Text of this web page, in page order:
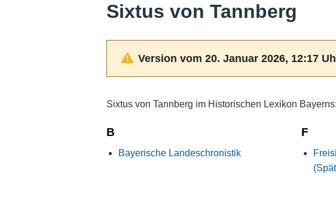
PDF
Sixtus von Tannberg
Version vom 20. Januar 2026, 12:17
Sixtus von Tannberg im Historischen Lexikon Bayerns:
B
Bayerische Landeschronistik
F